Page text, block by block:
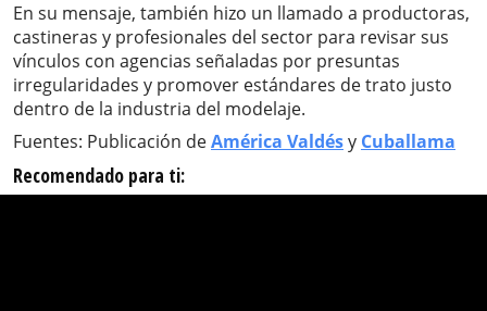
En su mensaje, también hizo un llamado a productoras,
castineras y profesionales del sector para revisar sus
vínculos con agencias señaladas por presuntas
irregularidades y promover estándares de trato justo
dentro de la industria del modelaje.
Fuentes: Publicación deAmérica Valdésy Cuballama
Recomendado para ti: